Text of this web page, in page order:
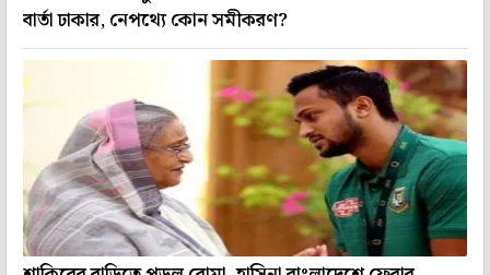
বার্তা ঢাকার, নেপথ্যে কোন সমীকরণ?